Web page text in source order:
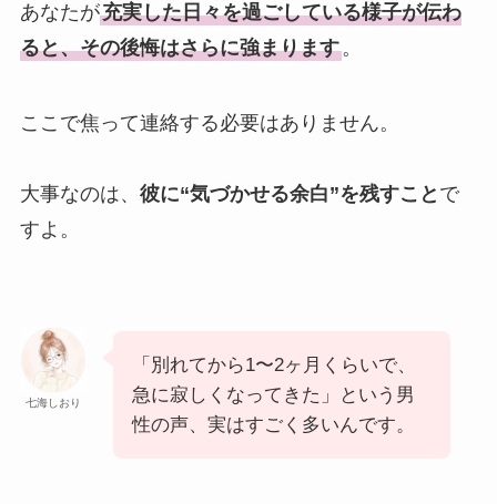
あなたが充実した日々を過ごしている様子が伝わ
ると、その後悔はさらに強まります。
ここで焦って連絡する必要はありません。
大事なのは、 彼に“気づかせる余白”を残すこと で
すよ。
七海しおり
「別れてから1〜2ヶ月くらいで、
急に寂しくなってきた」という男
性の声、実はすごく多いんです。